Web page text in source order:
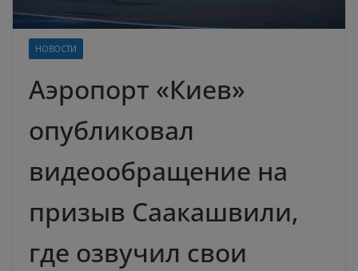
НОВОСТИ
Аэропорт «Киев»
опубликовал
видеообращение на
призыв Саакашвили,
где озвучил свои